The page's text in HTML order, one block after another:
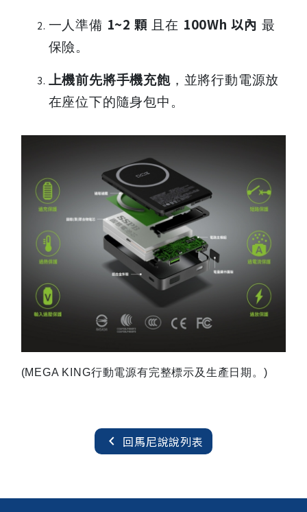
一人準備 1~2 顆 且在 100Wh 以內 最
保險。
上機前先將手機充飽，並將行動電源放
在座位下的隨身包中。
(MEGA KING行動電源有完整標示及生產日期。)
chevron_left 回馬尼說說列表